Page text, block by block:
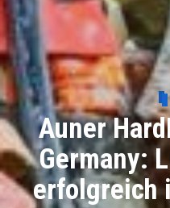
Auner
Germany:
erfolgreich